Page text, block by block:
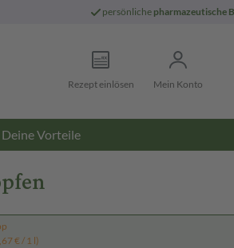
persönliche pharmazeutische
Rezept einlösen Mein Konto
Deine Vorteile
€ / 1 l)